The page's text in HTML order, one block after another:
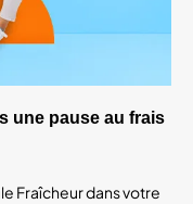
une pause au frais
Fraîcheur dans votre